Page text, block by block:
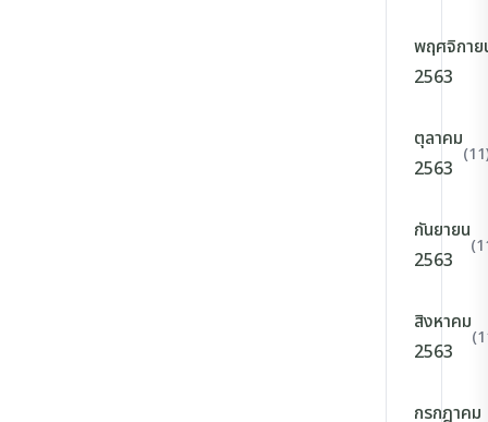
พฤศจิกาย
2563
ตุลาคม
2563
กันยายน
2563
สิงหาคม
2563
กรกฎาคม